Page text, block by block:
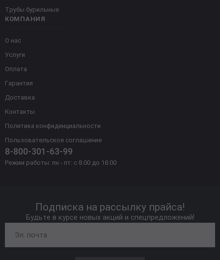
КОМПАНИЯ
О нас
Услуги
Оплата
Гарантия
Доставка
Контакты
Политика конфиденциальности
Пользовательское соглашение
8-800-301-63-99
Режим работы: пн - пт: с 8.00 до 18.00
Трубы бурильные
Подписка на рассылку прайса!
Будьте в курсе новых акций и спецпредложений!